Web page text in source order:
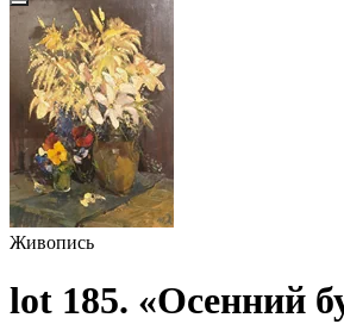
Живопись
lot 185. «Осенний